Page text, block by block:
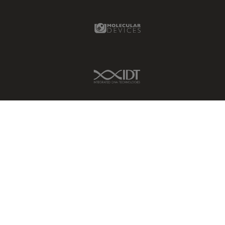
Molecular Devices Link
IDT Link